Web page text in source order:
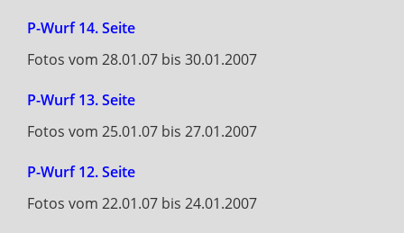
P-Wurf 14. Seite
Fotos vom 28.01.07 bis 30.01.2007
P-Wurf 13. Seite
Fotos vom 25.01.07 bis 27.01.2007
P-Wurf 12. Seite
Fotos vom 22.01.07 bis 24.01.2007